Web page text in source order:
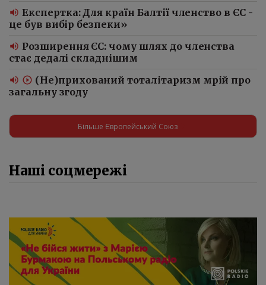
Експертка: Для країн Балтії членство в ЄС -
це був вибір безпеки»
Розширення ЄС: чому шлях до членства
стає дедалі складнішим
(Не)прихований тоталітаризм мрій про
загальну згоду
Більше Європейський Союз
Наші соцмережі